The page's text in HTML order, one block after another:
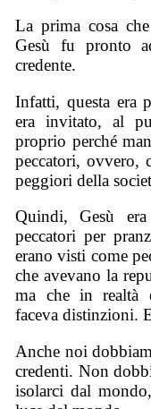
La prima cosa
Gesù fu pronto
credente.
Infatti, questa era
era invitato, al
proprio perché
peccatori, ovvero,
peggiori della
Quindi, Gesù
peccatori per
erano visti come
che avevano la
ma che in realtà
faceva distinzioni.
Anche noi
credenti. Non
isolarci dal